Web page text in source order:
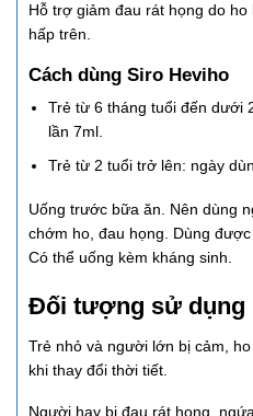
Hỗ trợ giảm đau rát họng do
hấp trên.
Cách dùng Siro Heviho
Trẻ từ 6 tháng tuổi đến dưới
lần 7ml.
Trẻ từ 2 tuổi trở lên: ngày
Uống trước bữa ăn. Nên dùng
chớm ho, đau họng. Dùng
Có thể uống kèm kháng sinh.
Đối tượng sử dụng
Trẻ nhỏ và người lớn bị cảm,
khi thay đổi thời tiết.
Người hay bị đau rát họng,